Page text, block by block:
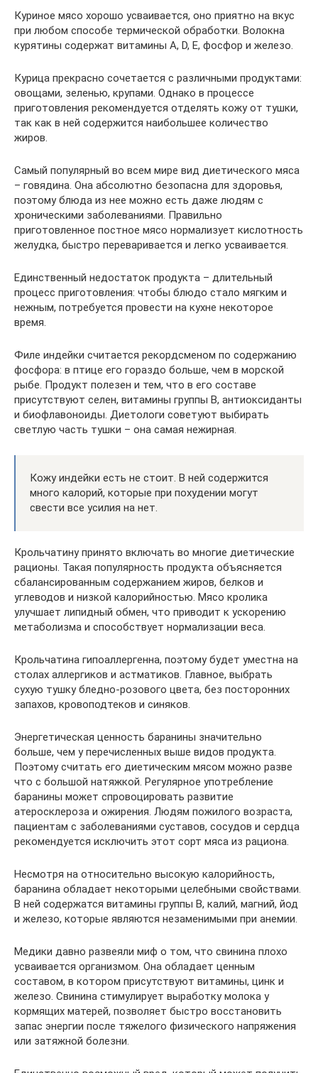
Куриное мясо хорошо усваивается, оно приятно на вкус
при любом способе термической обработки. Волокна
курятины содержат витамины А, D, Е, фосфор и железо.
Курица прекрасно сочетается с различными продуктами:
овощами, зеленью, крупами. Однако в процессе
приготовления рекомендуется отделять кожу от тушки,
так как в ней содержится наибольшее количество
жиров.
Самый популярный во всем мире вид диетического мяса
– говядина. Она абсолютно безопасна для здоровья,
поэтому блюда из нее можно есть даже людям с
хроническими заболеваниями. Правильно
приготовленное постное мясо нормализует кислотность
желудка, быстро переваривается и легко усваивается.
Единственный недостаток продукта – длительный
процесс приготовления: чтобы блюдо стало мягким и
нежным, потребуется провести на кухне некоторое
время.
Филе индейки считается рекордсменом по содержанию
фосфора: в птице его гораздо больше, чем в морской
рыбе. Продукт полезен и тем, что в его составе
присутствуют селен, витамины группы В, антиоксиданты
и биофлавоноиды. Диетологи советуют выбирать
светлую часть тушки – она самая нежирная.
Кожу индейки есть не стоит. В ней содержится
много калорий, которые при похудении могут
свести все усилия на нет.
Крольчатину принято включать во многие диетические
рационы. Такая популярность продукта объясняется
сбалансированным содержанием жиров, белков и
углеводов и низкой калорийностью. Мясо кролика
улучшает липидный обмен, что приводит к ускорению
метаболизма и способствует нормализации веса.
Крольчатина гипоаллергенна, поэтому будет уместна на
столах аллергиков и астматиков. Главное, выбрать
сухую тушку бледно-розового цвета, без посторонних
запахов, кровоподтеков и синяков.
Энергетическая ценность баранины значительно
больше, чем у перечисленных выше видов продукта.
Поэтому считать его диетическим мясом можно разве
что с большой натяжкой. Регулярное употребление
баранины может спровоцировать развитие
атеросклероза и ожирения. Людям пожилого возраста,
пациентам с заболеваниями суставов, сосудов и сердца
рекомендуется исключить этот сорт мяса из рациона.
Несмотря на относительно высокую калорийность,
баранина обладает некоторыми целебными свойствами.
В ней содержатся витамины группы В, калий, магний, йод
и железо, которые являются незаменимыми при анемии.
Медики давно развеяли миф о том, что свинина плохо
усваивается организмом. Она обладает ценным
составом, в котором присутствуют витамины, цинк и
железо. Свинина стимулирует выработку молока у
кормящих матерей, позволяет быстро восстановить
запас энергии после тяжелого физического напряжения
или затяжной болезни.